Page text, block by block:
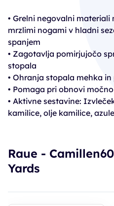
• Grelni negovalni materiali
mrzlimi nogami v hladni
spanjem
• Zagotavlja pomirjujočo
stopala
• Ohranja stopala mehka in
• Pomaga pri obnovi
• Aktivne sestavine:
kamilice, olje kamilice,
Raue -
Yards